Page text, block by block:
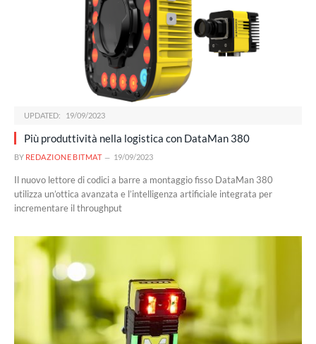
UPDATED: 19/09/2023
Più produttività nella logistica con DataMan 380
BY REDAZIONE BITMAT 19/09/2023
Il nuovo lettore di codici a barre a montaggio fisso DataMan 380
utilizza un’ottica avanzata e l’intelligenza artificiale integrata per
incrementare il throughput